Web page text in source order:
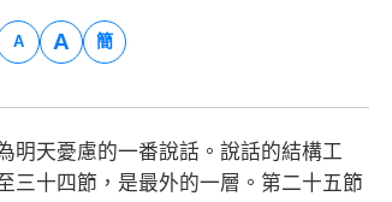
A A 簡
天憂慮的一番說話。說話的結構工
三十四節，是最外的一層。第二十五節